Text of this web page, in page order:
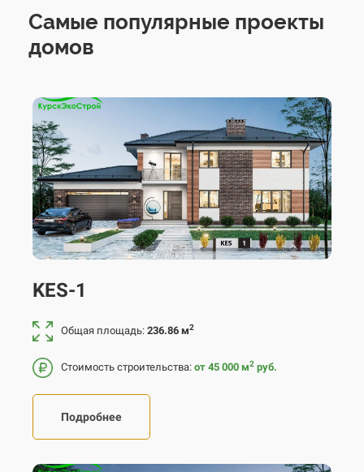
Самые популярные проекты
домов
KES-1
Общая площадь: 236.86 м2
Стоимость строительства: от 45 000 м2 руб.
Подробнее